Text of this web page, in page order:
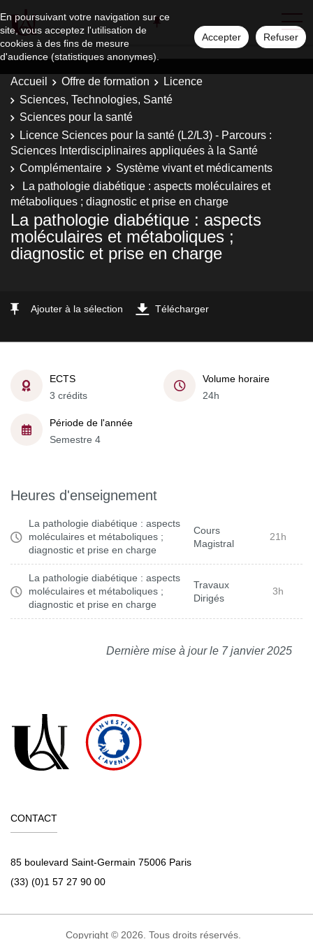
En poursuivant votre navigation sur ce
site, vous acceptez l'utilisation de
cookies à des fins de mesure
d'audience (statistiques anonymes).
Accepter Refuser
Accueil Offre de formation
Licence
Sciences, Technologies, Santé
Sciences pour la santé
Licence Sciences pour la santé (L2/L3) - Parcours :
Sciences Interdisciplinaires appliquées à la Santé
Complémentaire
Système vivant et médicaments
La pathologie diabétique : aspects moléculaires et
métaboliques ; diagnostic et prise en charge
La pathologie diabétique : aspects
moléculaires et métaboliques ;
diagnostic et prise en charge
Ajouter à la sélection Télécharger
ECTS
3 crédits
Volume horaire
24h
Période de l'année
Semestre 4
Heures d'enseignement
La pathologie diabétique : aspects
moléculaires et métaboliques ;
diagnostic et prise en charge
Cours
Magistral
21h
La pathologie diabétique : aspects
moléculaires et métaboliques ;
diagnostic et prise en charge
Travaux
Dirigés
3h
Dernière mise à jour le 7 janvier 2025
CONTACT
85 boulevard Saint-Germain 75006 Paris
(33) (0)1 57 27 90 00
Copyright © 2026. Tous droits réservés.